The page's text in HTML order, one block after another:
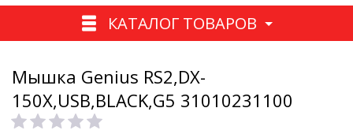
КАТАЛОГ ТОВАРОВ
Мышка Genius RS2,DX-
150X,USB,BLACK,G5 31010231100